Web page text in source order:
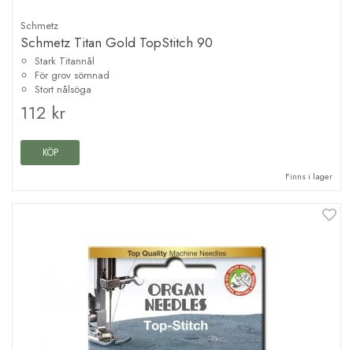
Schmetz
Schmetz Titan Gold TopStitch 90
Stark Titannål
För grov sömnad
Stort nålsöga
112 kr
KÖP
Finns i lager